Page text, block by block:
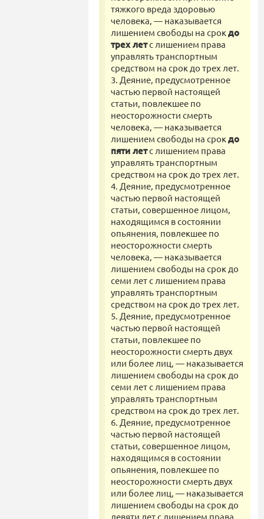
тяжкого вреда здоровью
человека, — наказывается
лишением свободы на срокдо
трех летс лишением права
управлять транспортным
средством на срок до трех лет.
3. Деяние, предусмотренное
частью первой настоящей
статьи, повлекшее по
неосторожности смерть
человека, — наказывается
лишением свободы на срокдо
пяти летс лишением права
управлять транспортным
средством на срок до трех лет.
4. Деяние, предусмотренное
частью первой настоящей
статьи, совершенное лицом,
находящимся в состоянии
опьянения, повлекшее по
неосторожности смерть
человека, — наказывается
лишением свободы на срок до
семи лет с лишением права
управлять транспортным
средством на срок до трех лет.
5. Деяние, предусмотренное
частью первой настоящей
статьи, повлекшее по
неосторожности смерть двух
или более лиц, — наказывается
лишением свободы на срок до
семи лет с лишением права
управлять транспортным
средством на срок до трех лет.
6. Деяние, предусмотренное
частью первой настоящей
статьи, совершенное лицом,
находящимся в состоянии
опьянения, повлекшее по
неосторожности смерть двух
или более лиц, — наказывается
лишением свободы на срок до
девяти лет с лишением права